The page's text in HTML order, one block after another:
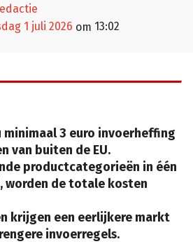
1 juli 2026 om 13:02
minimaal 3 euro invoerheffing
van buiten de EU.
productcategorieën in één
worden de totale kosten
krijgen een eerlijkere markt
invoerregels.